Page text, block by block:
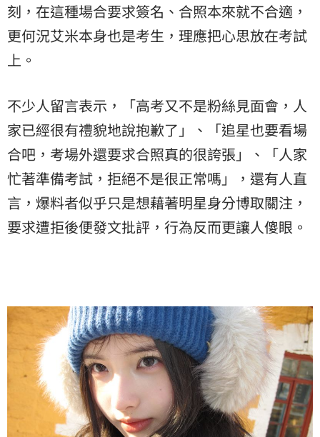
刻，在這種場合要求簽名、合照本來就不合適，
更何況艾米本身也是考生，理應把心思放在考試
上。
不少人留言表示，「高考又不是粉絲見面會，人
家已經很有禮貌地說抱歉了」、「追星也要看場
合吧，考場外還要求合照真的很誇張」、「人家
忙著準備考試，拒絕不是很正常嗎」，還有人直
言，爆料者似乎只是想藉著明星身分博取關注，
要求遭拒後便發文批評，行為反而更讓人傻眼。